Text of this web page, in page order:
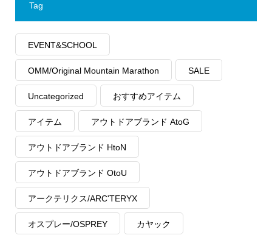
Tag
EVENT&SCHOOL
OMM/Original Mountain Marathon SALE
Uncategorized おすすめアイテム
アイテム アウトドアブランド AtoG
アウトドアブランド HtoN
アウトドアブランド OtoU
アークテリクス/ARC'TERYX
オスプレー/OSPREY カヤック